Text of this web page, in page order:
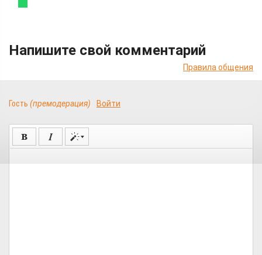
Напишите свой комментарий
Правила общения
Гость (премодерация) Войти